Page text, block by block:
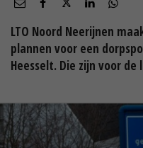
LTO Noord Neerijnen
plannen voor een
Heesselt. Die zijn voor